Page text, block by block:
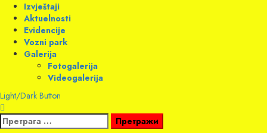
Izvještaji
Aktuelnosti
Evidencije
Vozni park
Galerija
Fotogalerija
Videogalerija
Light/Dark Button
Претрага
за: